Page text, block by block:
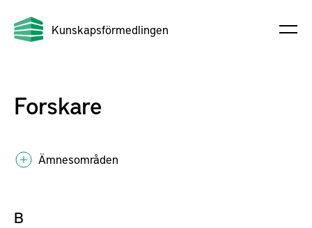
Kunskapsförmedlingen
Forskare
Ämnesområden
B